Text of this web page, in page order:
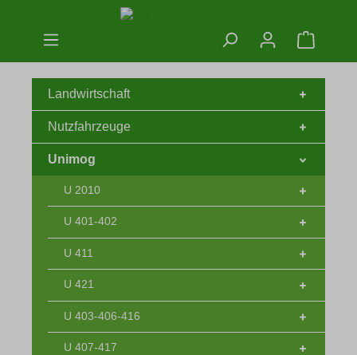
Zum Hauptinhalt springen
Landwirtschaft
Nutzfahrzeuge
Unimog
U 2010
U 401-402
U 411
U 421
U 403-406-416
U 407-417